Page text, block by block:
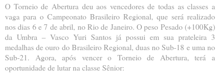
O Torneio de Abertura deu aos vencedores de todas as classes a
vaga para o Campeonato Brasileiro Regional, que será realizado
nos dias 6 e 7 de abril, no Rio de Janeiro. O peso Pesado (+100Kg)
da Umbra – Vasco Yuri Santos já possui em sua prateleira 3
medalhas de ouro do Brasileiro Regional, duas no Sub-18 e uma no
Sub-21. Agora, após vencer o Torneio de Abertura, terá a
oportunidade de lutar na classe Sênior: